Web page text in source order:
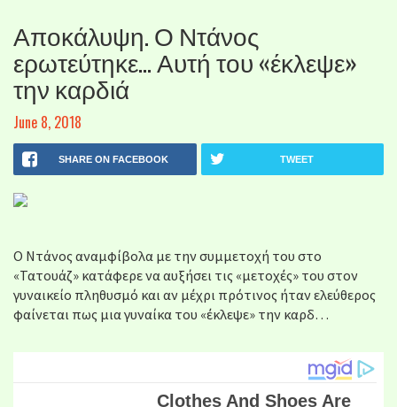
Αποκάλυψη. Ο Ντάνος
ερωτεύτηκε… Αυτή του «έκλεψε»
την καρδιά
June 8, 2018
SHARE ON FACEBOOK TWEET
Ο Ντάνος αναμφίβολα με την συμμετοχή του στο
«Τατουάζ» κατάφερε να αυξήσει τις «μετοχές» του στον
γυναικείο πληθυσμό και αν μέχρι πρότινος ήταν ελεύθερος
φαίνεται πως μια γυναίκα του «έκλεψε» την καρδ…